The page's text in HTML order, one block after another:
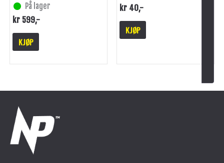
På lager
kr 599,-
KJØP
kr 40,-
KJØP